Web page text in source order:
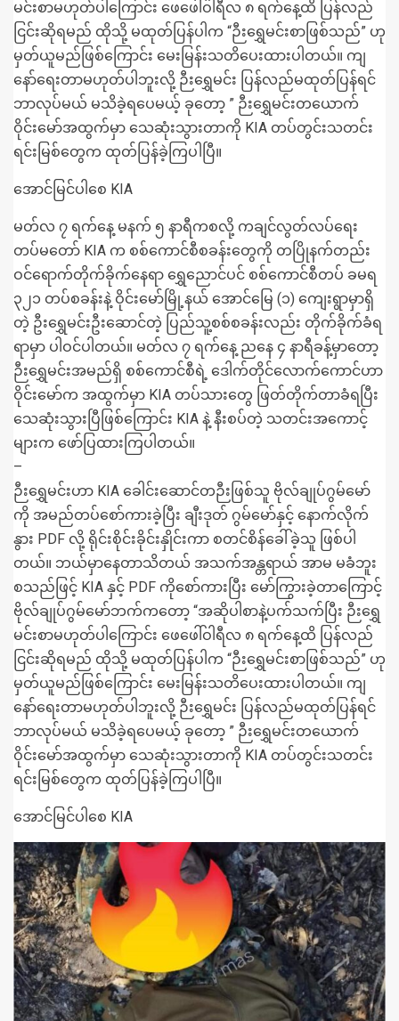
မင်းစာမဟုတ်ပါကြောင်း ဖေဖေါ်ဝါရီလ ၈ ရက်နေ့ထိ ပြန်လည်
ငြင်းဆိုရမည် ထိုသို့ မထုတ်ပြန်ပါက “ဉီးရွှေမင်းစာဖြစ်သည်” ဟု
မှတ်ယူမည်ဖြစ်ကြောင်း မေးမြန်းသတိပေးထားပါတယ်။ ကျ
နော်ရေးတာမဟုတ်ပါဘူးလို့ ဉီးရွှေမင်း ပြန်လည်မထုတ်ပြန်ရင်
ဘာလုပ်မယ် မသိခဲ့ရပေမယ့် ခုတော့ ” ဉီးရွှေမင်းတ‌ယောက်
ဝိုင်းမော်အထွက်မှာ သေဆုံးသွားတာကို KIA တပ်တွင်းသတင်း
ရင်းမြစ်တွေက ထုတ်ပြန်ခဲ့ကြပါပြီ။
အောင်မြင်ပါစေ KIA
မတ်လ ၇ ရက်နေ့ မနက် ၅ နာရီကစလို့ ကချင်လွတ်လပ်ရေး
တပ်မတော် KIA က စစ်ကောင်စီစခန်းတွေကို တပြိုနက်တည်း
ဝင်ရောက်တိုက်ခိုက်နေရာ ရွှေညောင်ပင် စစ်ကောင်စီတပ် ခမရ
၃၂၁ တပ်စခန်းနဲ့ ဝိုင်းမော်မြို့နယ် အောင်မြေ (၁) ကျေးရွာမှာရှိ
တဲ့ ဦးရွှေမင်းဦးဆောင်တဲ့ ပြည်သူ့စစ်စခန်းလည်း တိုက်ခိုက်ခံရ
ရာမှာ ပါဝင်ပါတယ်။ မတ်လ ၇ ရက်နေ့ ညနေ ၄ နာရီခန့်မှာတော့
ဉီးရွှေမင်းအမည်ရှိ စစ်ကောင်စီရဲ့ ဒေါက်တိုင်လောက်ကောင်ဟာ
ဝိုင်းမော်က အထွက်မှာ KIA တပ်သားတွေ ဖြတ်တိုက်တာခံရပြီး
သေဆုံးသွားပြီဖြစ်ကြောင်း KIA နဲ့ နီးစပ်တဲ့ သတင်းအကောင့်
များက ဖော်ပြထားကြပါတယ်။
–
ဉီးရွှေမင်းဟာ KIA ခေါင်းဆောင်တဉီးဖြစ်သူ ဗိုလ်ချုပ်ဂွမ်မော်
ကို အမည်တပ်စော်ကားခဲ့ပြီး ချီးဒုတ် ဂွမ်မော်နှင့် နောက်လိုက်
နွား PDF လို့ ရိုင်းစိုင်းခိုင်းနှိုင်းကာ စတင်စိန်ခေါ်ခဲ့သူ ဖြစ်ပါ
တယ်။ ဘယ်မှာနေတာသိတယ် အသက်အန္တရာယ် အာမ မခံဘူး
စသည်ဖြင့် KIA နှင့် PDF ကိုစော်ကားပြီး မော်ကြွားခဲ့တာကြောင့်
ဗိုလ်ချုပ်ဂွမ်မော်ဘက်ကတော့ “အဆိုပါစာနဲ့ပက်သက်ပြီး ဉီးရွှေ
မင်းစာမဟုတ်ပါကြောင်း ဖေဖေါ်ဝါရီလ ၈ ရက်နေ့ထိ ပြန်လည်
ငြင်းဆိုရမည် ထိုသို့ မထုတ်ပြန်ပါက “ဉီးရွှေမင်းစာဖြစ်သည်” ဟု
မှတ်ယူမည်ဖြစ်ကြောင်း မေးမြန်းသတိပေးထားပါတယ်။ ကျ
နော်ရေးတာမဟုတ်ပါဘူးလို့ ဉီးရွှေမင်း ပြန်လည်မထုတ်ပြန်ရင်
ဘာလုပ်မယ် မသိခဲ့ရပေမယ့် ခုတော့ ” ဉီးရွှေမင်းတ‌ယောက်
ဝိုင်းမော်အထွက်မှာ သေဆုံးသွားတာကို KIA တပ်တွင်းသတင်း
ရင်းမြစ်တွေက ထုတ်ပြန်ခဲ့ကြပါပြီ။
အောင်မြင်ပါစေ KIA